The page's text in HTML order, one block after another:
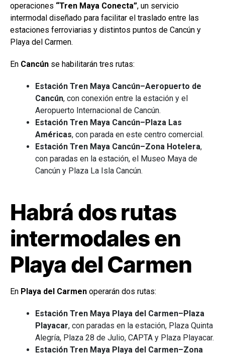
operaciones “Tren Maya Conecta”, un servicio
intermodal diseñado para facilitar el traslado entre las
estaciones ferroviarias y distintos puntos de Cancún y
Playa del Carmen.
En Cancún se habilitarán tres rutas:
Estación Tren Maya Cancún–Aeropuerto de
Cancún, con conexión entre la estación y el
Aeropuerto Internacional de Cancún.
Estación Tren Maya Cancún–Plaza Las
Américas, con parada en este centro comercial.
Estación Tren Maya Cancún–Zona Hotelera,
con paradas en la estación, el Museo Maya de
Cancún y Plaza La Isla Cancún.
Habrá dos rutas
intermodales en
Playa del Carmen
En Playa del Carmen operarán dos rutas:
Estación Tren Maya Playa del Carmen–Plaza
Playacar, con paradas en la estación, Plaza Quinta
Alegría, Plaza 28 de Julio, CAPTA y Plaza Playacar.
Estación Tren Maya Playa del Carmen–Zona